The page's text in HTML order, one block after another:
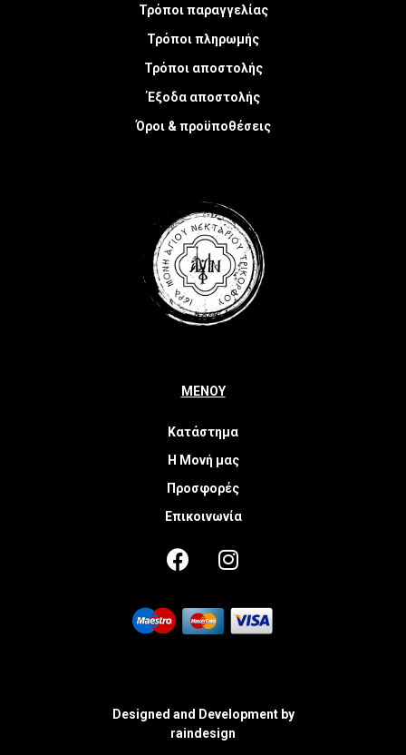
Τρόποι παραγγελίας
Τρόποι πληρωμής
Τρόποι αποστολής
Έξοδα αποστολής
Όροι & προϋποθέσεις
ΜΕΝΟΥ
Κατάστημα
Η Μονή μας
Προσφορές
Επικοινωνία
Designed and Development by
raindesign